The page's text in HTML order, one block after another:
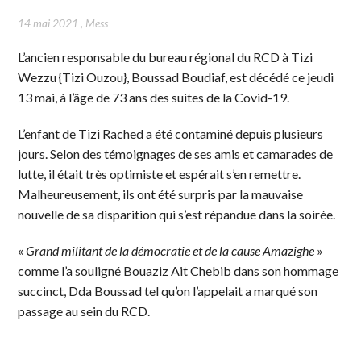
14 mai 2021 , Mess
L’ancien responsable du bureau régional du RCD à Tizi
Wezzu {Tizi Ouzou}, Boussad Boudiaf, est décédé ce jeudi
13 mai, à l’âge de 73 ans des suites de la Covid-19.
L’enfant de Tizi Rached a été contaminé depuis plusieurs
jours. Selon des témoignages de ses amis et camarades de
lutte, il était très optimiste et espérait s’en remettre.
Malheureusement, ils ont été surpris par la mauvaise
nouvelle de sa disparition qui s’est répandue dans la soirée.
«Grand militant de la démocratie et de la cause Amazighe »
comme l’a souligné Bouaziz Ait Chebib dans son hommage
succinct, Dda Boussad tel qu’on l’appelait a marqué son
passage au sein du RCD.